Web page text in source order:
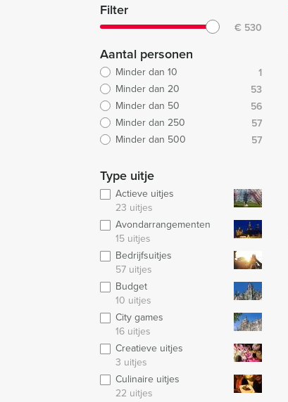
Filter
€ 530
Aantal personen
Minder dan 10 1
Minder dan 20 53
Minder dan 50 56
Minder dan 250 57
Minder dan 500 57
Type uitje
Actieve uitjes
23 uitjes
Avondarrangementen
15 uitjes
Bedrijfsuitjes
57 uitjes
Budget
10 uitjes
City games
16 uitjes
Creatieve uitjes
3 uitjes
Culinaire uitjes
22 uitjes